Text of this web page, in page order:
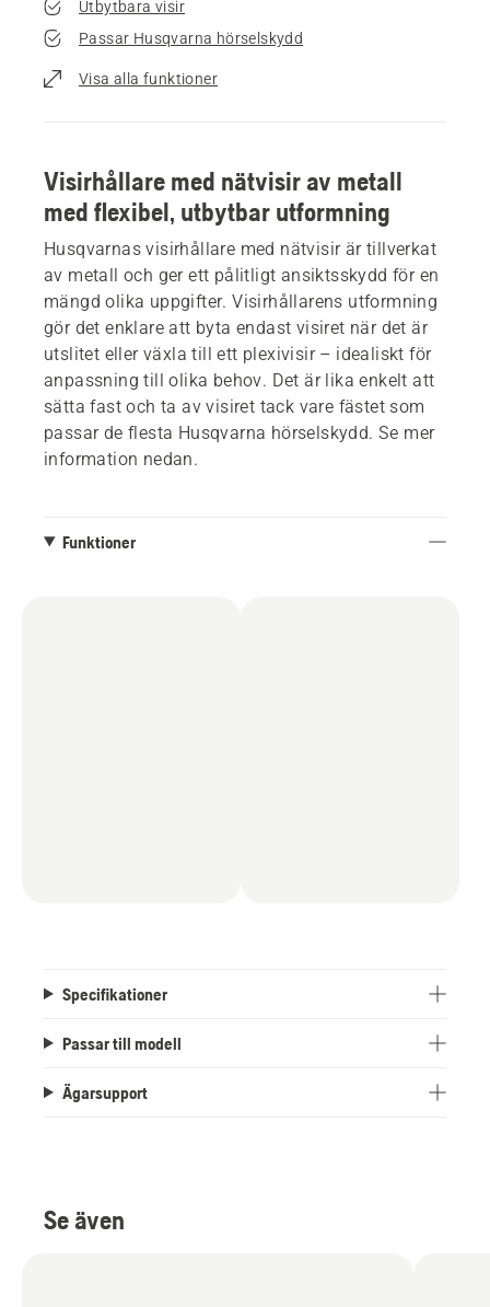
Utbytbara visir
Passar Husqvarna hörselskydd
Visa alla funktioner
Visirhållare med nätvisir av metall
med flexibel, utbytbar utformning
Husqvarnas visirhållare med nätvisir är tillverkat
av metall och ger ett pålitligt ansiktsskydd för en
mängd olika uppgifter. Visirhållarens utformning
gör det enklare att byta endast visiret när det är
utslitet eller växla till ett plexivisir – idealiskt för
anpassning till olika behov. Det är lika enkelt att
sätta fast och ta av visiret tack vare fästet som
passar de flesta Husqvarna hörselskydd. Se mer
information nedan.
Funktioner
Specifikationer
Passar till modell
Ägarsupport
Se även